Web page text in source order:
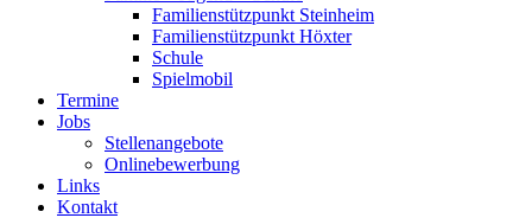
Familienstützpunkt Steinheim
Familienstützpunkt Höxter
Schule
Spielmobil
Termine
Jobs
Stellenangebote
Onlinebewerbung
Links
Kontakt